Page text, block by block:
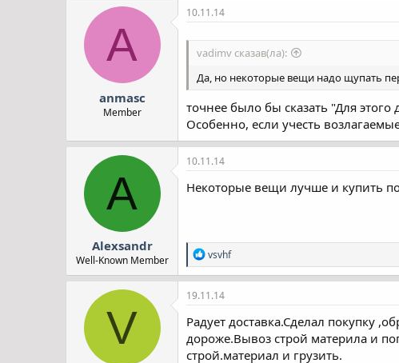
A
anmasc
Member
10.11.14
vadimv сказав(ла):
Да, но некоторые вещи надо щупать
точнее было бы сказать "Для
Особенно, если учесть
A
Alexsandr
Well-Known Member
10.11.14
Некоторые вещи лучше и купить
Р
е
а
к
і
ї
:
vsvhf
V
19.11.14
Радует доставка.Сделал покупку
дороже.Вывоз строй материла и
строй.материал и грузить.